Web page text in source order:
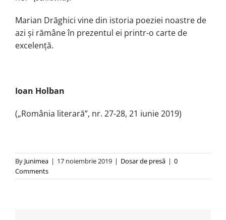
Marian Drăghici vine din istoria poeziei noastre de
azi și rămâne în prezentul ei printr-o carte de
excelență.
Ioan Holban
(„România literară”, nr. 27-28, 21 iunie 2019)
By Junimea | 17 noiembrie 2019 | Dosar de presă | 0
Comments